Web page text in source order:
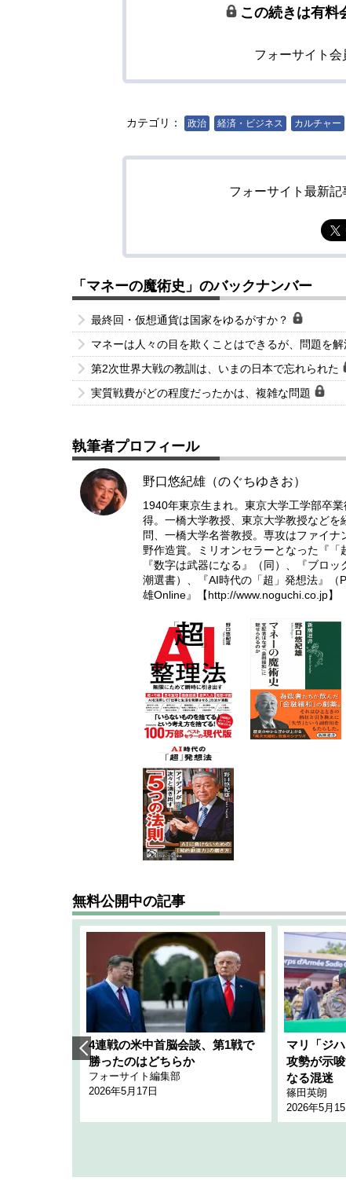
この続きは有料
フォーサイト会
カテゴリ： 政治 経済・ビジネス カルチャー
フォーサイト最新記
「マネーの魔術史」のバックナンバー
最終回・仮想通貨は国家をゆるがすか？
マネーは人々の目を欺くことはできるが、問題を
第2次世界大戦の教訓は、いまの日本で忘れられた
実質戦費がどの程度だったかは、複雑な問題
執筆者プロフィール
野口悠紀雄（のぐちゆきお）
1940年東京生まれ。東京大学工学部卒
得。一橋大学教授、東京大学教授など
問、一橋大学名誉教授。専攻はファイ
野作造賞。ミリオンセラーとなった『「
『数字は武器になる』（同）、『ブロ
潮選書）、『AI時代の「超」発想法』
雄Online』【http://www.noguchi.co.jp】
無料公開中の記事
4連戦の米中首脳会談、第1戦で
勝ったのはどちらか
フォーサイト編集部
2026年5月17日
マリ「ジ
攻勢が示
なる混迷
篠田英朗
2026年5月15